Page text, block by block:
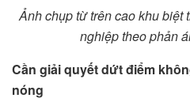
Ảnh chụp từ trên cao khu biệt
nghiệp theo phản
Cần giải quyết dứt điểm
nóng